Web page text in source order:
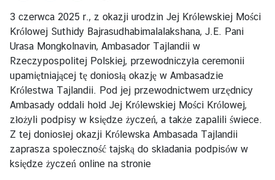
A
M
B
A
S
A
D
A
3 czerwca 2025 r., z okazji urodzin Jej Królewskiej Mości
Królowej Suthidy Bajrasudhabimalalakshana, J.E. Pani
Urasa Mongkolnavin, Ambasador Tajlandii w
Rzeczypospolitej Polskiej, przewodniczyła ceremonii
upamiętniającej tę doniosłą okazję w Ambasadzie
Królestwa Tajlandii. Pod jej przewodnictwem urzędnicy
Ambasady oddali hołd Jej Królewskiej Mości Królowej,
złożyli podpisy w księdze życzeń, a także zapalili świece.
Z tej doniosłej okazji Królewska Ambasada Tajlandii
zaprasza społeczność tajską do składania podpisów w
księdze życzeń online na stronie